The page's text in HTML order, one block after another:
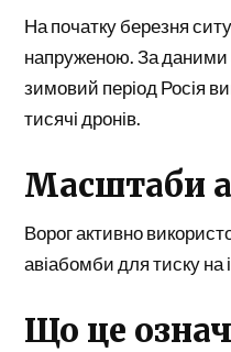
На початку березня
напруженою. За даними
зимовий період Росія
тисячі дронів.
Масштаби
Ворог активно
авіабомби для тиску на
Що це